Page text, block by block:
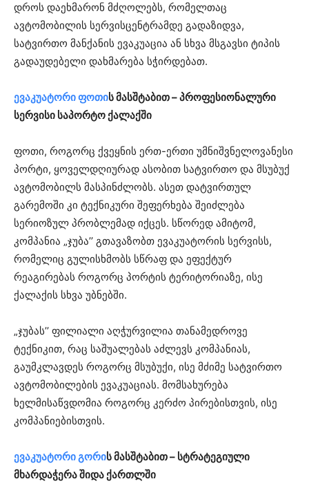
დროს დაეხმარონ მძღოლებს, რომელთაც
ავტომობილის სერვისცენტრამდე გადაზიდვა,
სატვირთო მანქანის ევაკუაცია ან სხვა მსგავსი ტიპის
გადაუდებელი დახმარება სჭირდებათ.
ევაკუატორი ფოთის მასშტაბით – პროფესიონალური
სერვისი საპორტო ქალაქში
ფოთი, როგორც ქვეყნის ერთ-ერთი უმნიშვნელოვანესი
პორტი, ყოველდღიურად ასობით სატვირთო და მსუბუქ
ავტომობილს მასპინძლობს. ასეთ დატვირთულ
გარემოში კი ტექნიკური შეფერხება შეიძლება
სერიოზულ პრობლემად იქცეს. სწორედ ამიტომ,
კომპანია „ჯუბა’’ გთავაზობთ ევაკუატორის სერვისს,
რომელიც გულისხმობს სწრაფ და ეფექტურ
რეაგირებას როგორც პორტის ტერიტორიაზე, ისე
ქალაქის სხვა უბნებში.
„ჯუბას’’ ფილიალი აღჭურვილია თანამედროვე
ტექნიკით, რაც საშუალებას აძლევს კომპანიას,
გაუმკლავდეს როგორც მსუბუქი, ისე მძიმე სატვირთო
ავტომობილების ევაკუაციას. მომსახურება
ხელმისაწვდომია როგორც კერძო პირებისთვის, ისე
კომპანიებისთვის.
ევაკუატორი გორის მასშტაბით – სტრატეგიული
მხარდაჭერა შიდა ქართლში